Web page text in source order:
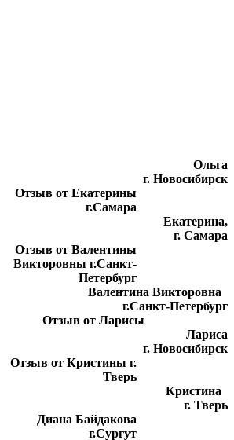
Ольга
г. Новосибирск
Екатерина,
г. Самара
Валентина Викторовна
г.Санкт-Петербург
Лариса
г. Новосибирск
Кристина
г. Тверь